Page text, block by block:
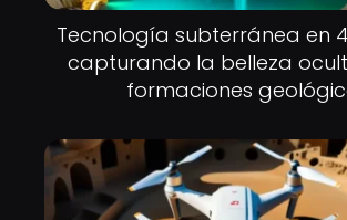
Tecnología subterránea en
capturando la belleza
formaciones